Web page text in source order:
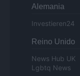
Alemania
Investieren24
Reino Unido
News Hub UK
Lgbtq News